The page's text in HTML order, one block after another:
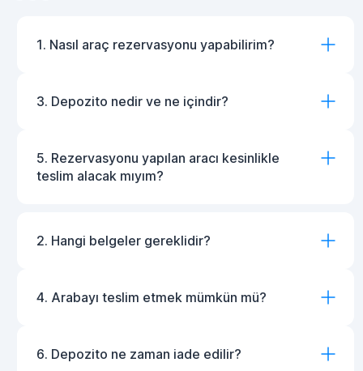
1. Nasıl araç rezervasyonu yapabilirim?
3. Depozito nedir ve ne içindir?
5. Rezervasyonu yapılan aracı kesinlikle
teslim alacak mıyım?
2. Hangi belgeler gereklidir?
4. Arabayı teslim etmek mümkün mü?
6. Depozito ne zaman iade edilir?